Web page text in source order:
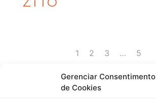
Gerenciar Consentimento
de Cookies
1 2 3 … 5